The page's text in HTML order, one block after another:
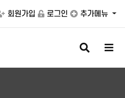
회원가입 로그인 추가메뉴
검
색
버
메
버